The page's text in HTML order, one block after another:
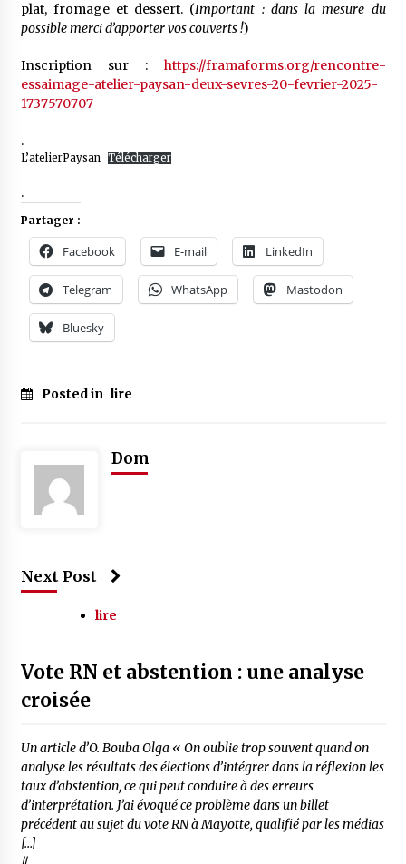
plat, fromage et dessert. (Important : dans la mesure du
possible merci d’apporter vos couverts !)
Inscription sur : https://framaforms.org/rencontre-
essaimage-atelier-paysan-deux-sevres-20-fevrier-2025-
1737570707
.
L’atelierPaysan Télécharger
.
Partager :
Facebook E-mail LinkedIn
Telegram WhatsApp Mastodon
Bluesky
Posted in lire
Dom
Next Post
lire
Vote RN et abstention : une analyse
croisée
Un article d’O. Bouba Olga « On oublie trop souvent quand on
analyse les résultats des élections d’intégrer dans la réflexion les
taux d’abstention, ce qui peut conduire à des erreurs
d’interprétation. J’ai évoqué ce problème dans un billet
précédent au sujet du vote RN à Mayotte, qualifié par les médias
[…]